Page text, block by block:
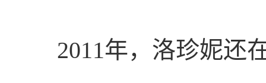
2011年，洛珍妮还